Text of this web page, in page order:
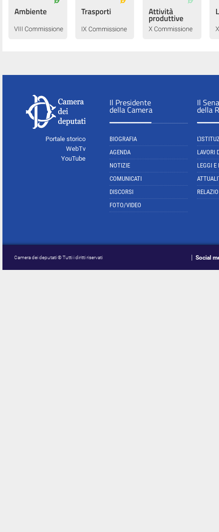
Portale storico
WebTv
YouTube
Il Presidente
della Camera
BIOGRAFIA
AGENDA
NOTIZIE
COMUNICATI
DISCORSI
FOTO/VIDEO
Il
della
LAVORI
LEGGI E
Camera dei deputati © Tutti i diritti riservati Social